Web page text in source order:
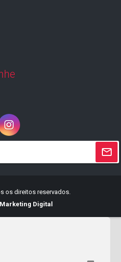
os direitos reservados.
Digital